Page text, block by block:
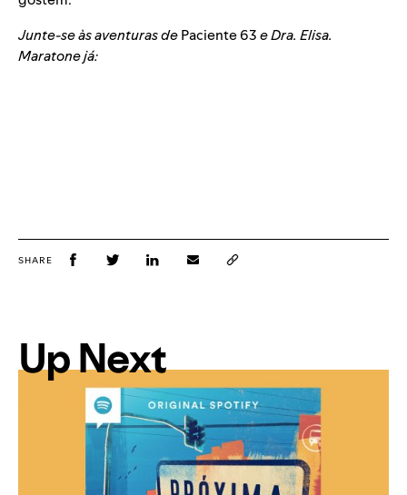
Junte-se às aventuras dePaciente 63e Dra. Elisa.
Maratone já:
SHARE
Up Next